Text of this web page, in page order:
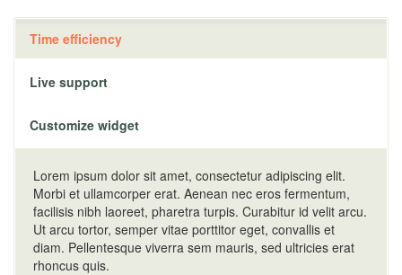
Time efficiency
Live support
Customize widget
Lorem ipsum dolor sit amet, consectetur adipiscing elit.
Morbi et ullamcorper erat. Aenean nec eros fermentum,
facilisis nibh laoreet, pharetra turpis. Curabitur id velit arcu.
Ut arcu tortor, semper vitae porttitor eget, convallis et
diam. Pellentesque viverra sem mauris, sed ultricies erat
rhoncus quis.